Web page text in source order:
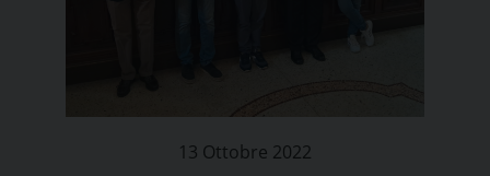
13 Ottobre 2022